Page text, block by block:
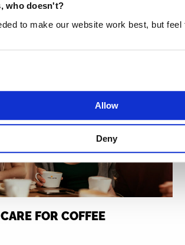
who doesn't?
to make our website work best, but feel
Allow
Deny
liter schoon drinkwater in
ontwikkelingslanden.
CARE FOR COFFEE